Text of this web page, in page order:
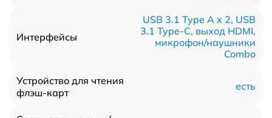
Интерфейсы
USB 3.1 Type A x 2, USB
3.1 Type-С, выход HDMI,
микрофон/наушники
Combo
Устройство для чтения
флэш-карт
есть